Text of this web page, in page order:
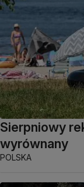
Sierpniowy
wyrównany
POLSKA